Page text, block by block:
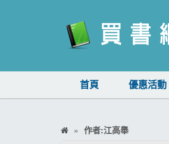
首頁 優惠活動
作者:江高舉